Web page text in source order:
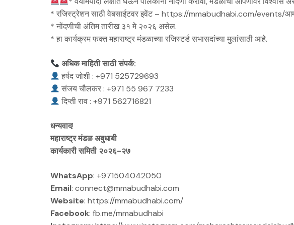
* ⁠रजिस्ट्रेशन साठी वेबसाईटवर इवेंट – https://mmabudhabi.com/events/
* ⁠नोंदणीची अंतिम तारीख ३१ मे २०२६ असेल.
* ⁠हा कार्यक्रम फक्त महाराष्ट्र मंडळाच्या रजिस्टर्ड सभासदांच्या मुलांसाठी आहे.
अधिक माहिती साठी संपर्क:
हर्षद जोशी : +971 525729693
संजय चौलकर : +971 55 967 7233
दिप्ती राव : +971 562716821
धन्यवाद!
महाराष्ट्र मंडळ अबुधाबी
कार्यकारी समिती २०२६-२७
WhatsApp: +971504042050
Email: connect@mmabudhabi.com
Website: https://mmabudhabi.com/
Facebook: fb.me/mmabudhabi